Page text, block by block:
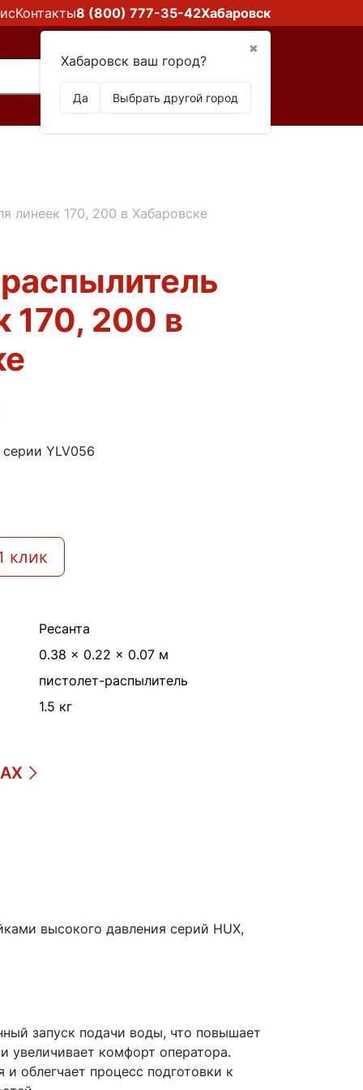
Контакты8 (800) 777-35-42Хабаровск
✖
Хабаровск ваш город?
Да Выбрать другой город
линеек 170, 200 в Хабаровске
170, 200 в
YLV056
клик
Ресанта
0.38 × 0.22 × 0.07 м
пистолет-распылитель
1.5 кг
высокого давления серий HUX,
запуск подачи воды, что повышает
увеличивает комфорт оператора.
облегчает процесс подготовки к